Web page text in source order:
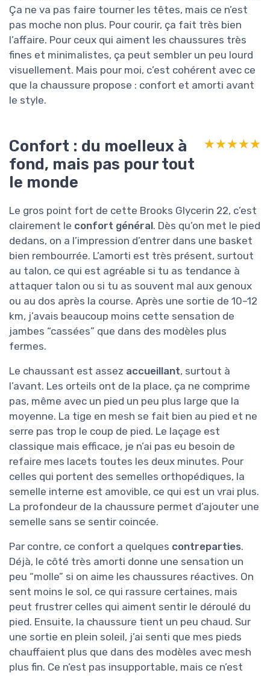
Ça ne va pas faire tourner les têtes, mais ce n’est
pas moche non plus. Pour courir, ça fait très bien
l’affaire. Pour ceux qui aiment les chaussures très
fines et minimalistes, ça peut sembler un peu lourd
visuellement. Mais pour moi, c’est cohérent avec ce
que la chaussure propose : confort et amorti avant
le style.
Confort : du moelleux à
fond, mais pas pour tout
le monde
★★★★★
★★★★★
Le gros point fort de cette Brooks Glycerin 22, c’est
clairement le confort général. Dès qu’on met le pied
dedans, on a l’impression d’entrer dans une basket
bien rembourrée. L’amorti est très présent, surtout
au talon, ce qui est agréable si tu as tendance à
attaquer talon ou si tu as souvent mal aux genoux
ou au dos après la course. Après une sortie de 10–12
km, j’avais beaucoup moins cette sensation de
jambes “cassées” que dans des modèles plus
fermes.
Le chaussant est assez accueillant, surtout à
l’avant. Les orteils ont de la place, ça ne comprime
pas, même avec un pied un peu plus large que la
moyenne. La tige en mesh se fait bien au pied et ne
serre pas trop le coup de pied. Le laçage est
classique mais efficace, je n’ai pas eu besoin de
refaire mes lacets toutes les deux minutes. Pour
celles qui portent des semelles orthopédiques, la
semelle interne est amovible, ce qui est un vrai plus.
La profondeur de la chaussure permet d’ajouter une
semelle sans se sentir coincée.
Par contre, ce confort a quelques contreparties.
Déjà, le côté très amorti donne une sensation un
peu “molle” si on aime les chaussures réactives. On
sent moins le sol, ce qui rassure certaines, mais
peut frustrer celles qui aiment sentir le déroulé du
pied. Ensuite, la chaussure tient un peu chaud. Sur
une sortie en plein soleil, j’ai senti que mes pieds
chauffaient plus que dans des modèles avec mesh
plus fin. Ce n’est pas insupportable, mais ce n’est